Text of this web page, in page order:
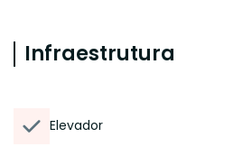
Infraestrutura
Elevador